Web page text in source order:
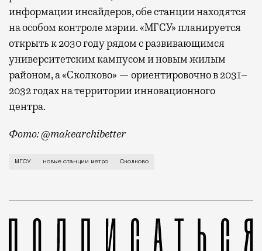
информации инсайдеров, обе станции находятся
на особом контроле мэрии. «МГСУ» планируется
открыть к 2030 году рядом с развивающимся
университетским кампусом и новым жилым
районом, а «Сколково» — ориентировочно в 2031–
2032 годах на территории инновационного
центра.
Фото: @makearchibetter
Телеграм-канал «Делай метро лучше!»
МГСУ новые станции метро Сколково